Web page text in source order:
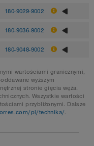
180-9029-9002
180-9036-9002
180-9048-9002
wartościami granicznymi,
wyższym
stronie gięcia węża.
Wszystkie wartości
przybliżonymi. Dalsze
pl/technika/.